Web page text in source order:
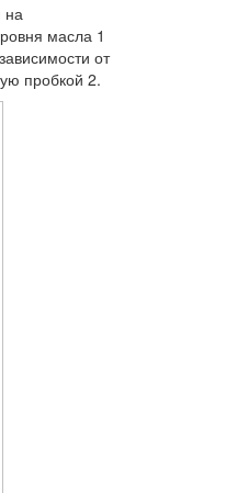
на
масла 1
от
пробкой 2.